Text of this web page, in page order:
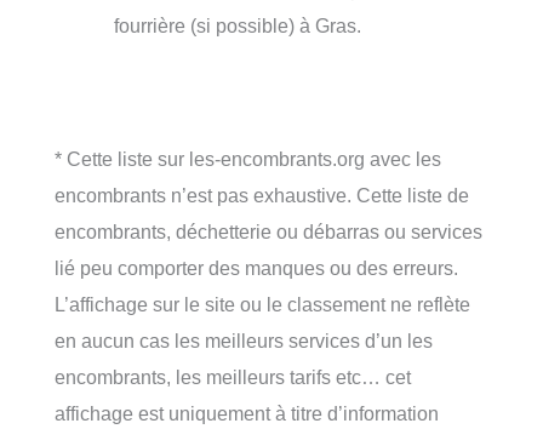
fourrière (si possible) à Gras.
* Cette liste sur les-encombrants.org avec les
encombrants n’est pas exhaustive. Cette liste de
encombrants, déchetterie ou débarras ou services
lié peu comporter des manques ou des erreurs.
L’affichage sur le site ou le classement ne reflète
en aucun cas les meilleurs services d’un les
encombrants, les meilleurs tarifs etc… cet
affichage est uniquement à titre d’information